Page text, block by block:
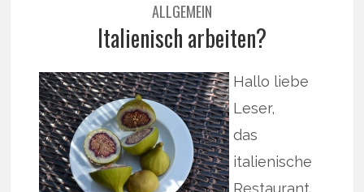
ALLGEMEIN
Italienisch arbeiten?
Hallo liebe
Leser,
das
italienische
Restaurant